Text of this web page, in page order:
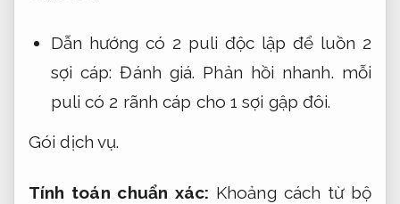
Dẫn hướng có 2 puli độc lập để luồn 2
sợi cáp:Đánh giá. Phản hồi nhanh. mỗi
puli có 2 rãnh cáp cho 1 sợi gập đôi.
Gói dịch vụ.
Tính toán chuẩn xác: Khoảng cách từ bộ